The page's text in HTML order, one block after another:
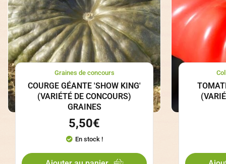
Graines de concours
COURGE GÉANTE 'SHOW KING'
(VARIÉTÉ DE CONCOURS)
GRAINES
5,50€
En stock !